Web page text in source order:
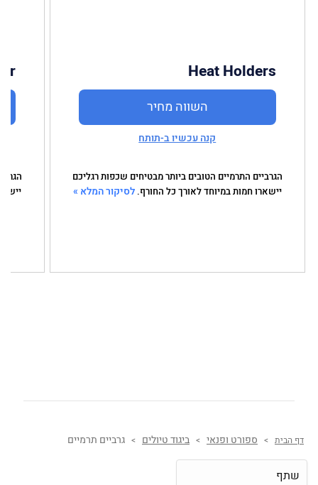
Heat Holders
השווה מחיר
קנה עכשיו ב-תותח
הגרביים התרמיים הטובים ביותר מבטיחים שכפות רגליכם
יישארו חמות במיוחד לאורך כל החורף.לסיקור המלא »
דף הבית > ספורט ופנאי > ביגוד טיולים > גרביים תרמיים
שתף